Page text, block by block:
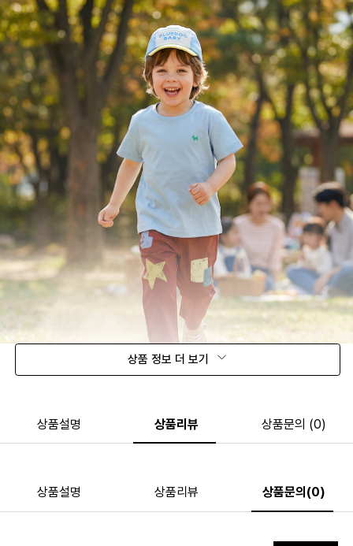
상품 정보 더 보기
상품설명 상품리뷰 상품문의 (0)
상품설명 상품리뷰 상품문의(0)